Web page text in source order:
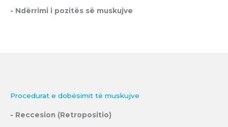
- Ndërrimi i pozitës së muskujve
Procedurat e dobësimit të muskujve
- Reccesion (Retropositio)